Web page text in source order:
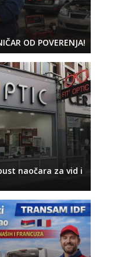
OD POVERENJA!
naočara za vid i